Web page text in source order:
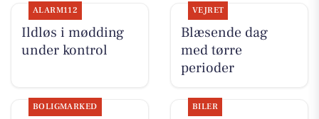
ALARM112
Ildløs i mødding
under kontrol
VEJRET
Blæsende dag
med tørre
perioder
BOLIGMARKED BILER